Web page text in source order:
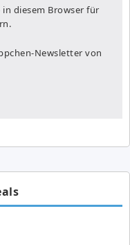
in diesem Browser für
Newsletter von